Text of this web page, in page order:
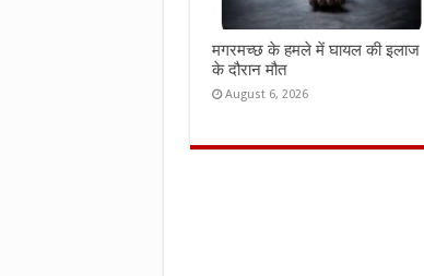
मगरमच्छ के हमले में घायल की इलाज
के दौरान मौत
August 6, 2026